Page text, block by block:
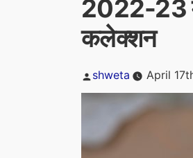
2022-23
कलेक्शन
Posted
shweta April